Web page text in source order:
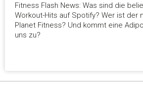
Fitness Flash News: Was sind die
Workout-Hits auf Spotify? Wer ist der
Planet Fitness? Und kommt eine
uns zu?